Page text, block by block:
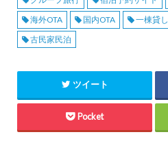
海外OTA
国内OTA 一棟貸し
古民家民泊
ツイート
Pocket